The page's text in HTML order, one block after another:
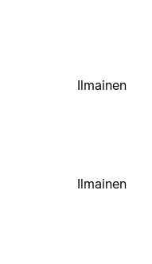
Ilmainen
Ilmainen